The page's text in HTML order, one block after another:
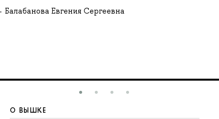
Балабанова Евгения Сергеевна
О ВЫШКЕ